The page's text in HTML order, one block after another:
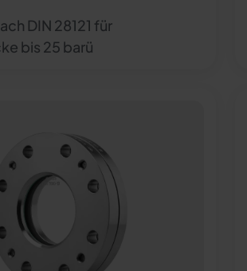
DIN 28121 für
bis 25 barü